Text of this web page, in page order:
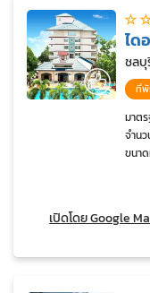
ได
ชลบุ
ที่
มาต
จำน
ขนา
เปิดโดย Google